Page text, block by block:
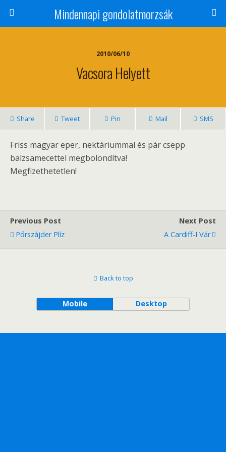
Mindennapi gondolatmorzsák
2010/06/10
Vacsora Helyett
Share Tweet Pin Mail SMS
Friss magyar eper, nektáriummal és pár csepp
balzsamecettel megbolondítva!
Megfizethetetlen!
Previous Post
Pőrszájder Plíz
Next Post
A Cardiff-I Vár
Back to top
Mobile Desktop